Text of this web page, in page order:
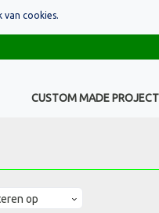
CUSTOM MADE
cookies.